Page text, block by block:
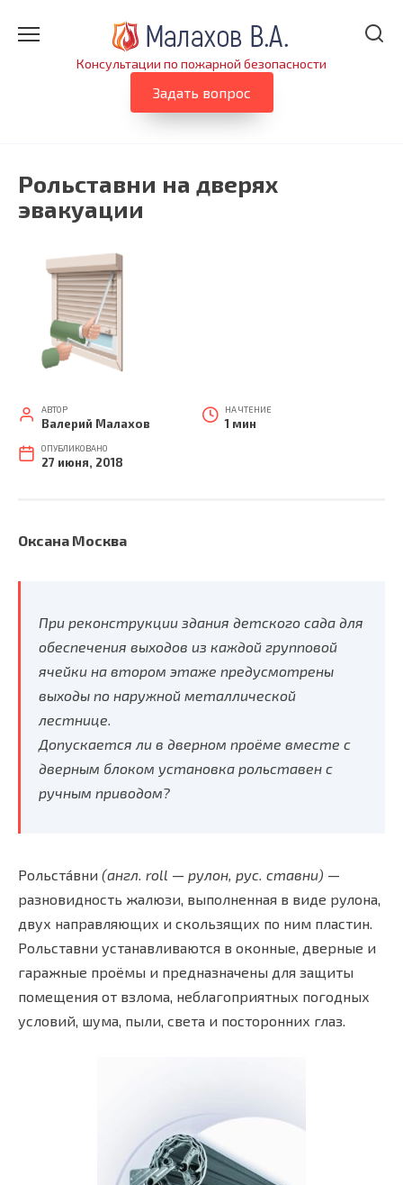
Консультации по пожарной безопасности
Задать вопрос
Рольставни на дверях
эвакуации
АВТОР
Валерий Малахов
НА ЧТЕНИЕ
1 мин
ОПУБЛИКОВАНО
27 июня, 2018
Оксана Москва
При реконструкции здания детского сада для
обеспечения выходов из каждой групповой
ячейки на втором этаже предусмотрены
выходы по наружной металлической
лестнице.
Допускается ли в дверном проёме вместе с
дверным блоком установка рольставен с
ручным приводом?
Рольста́вни (англ. roll — рулон, рус. ставни) —
разновидность жалюзи, выполненная в виде рулона,
двух направляющих и скользящих по ним пластин.
Рольставни устанавливаются в оконные, дверные и
гаражные проёмы и предназначены для защиты
помещения от взлома, неблагоприятных погодных
условий, шума, пыли, света и посторонних глаз.